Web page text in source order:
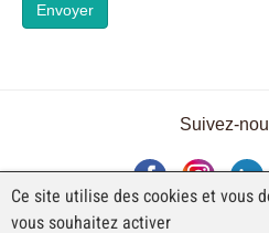
Envoyer
Suivez-
Ce site utilise des cookies et vous
vous souhaitez activer